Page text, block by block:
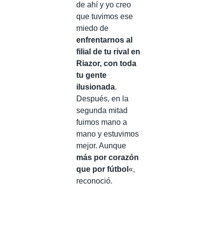
de ahí y yo creo
que tuvimos ese
miedo de
enfrentarnos al
filial de tu rival en
Riazor, con toda
tu gente
ilusionada.
Después, en la
segunda mitad
fuimos mano a
mano y estuvimos
mejor. Aunque
más por corazón
que por fútbol «,
reconoció.